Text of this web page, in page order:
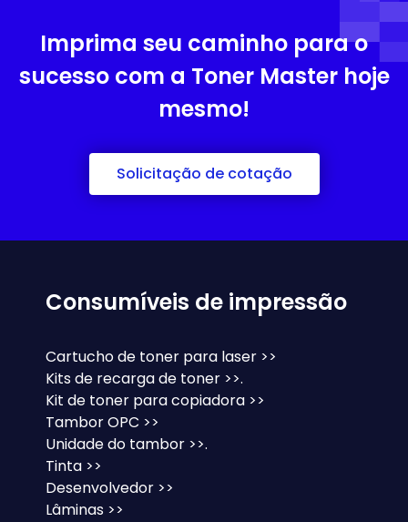
Imprima seu caminho para o
sucesso com a Toner Master hoje
mesmo!
Solicitação de cotação
Consumíveis de impressão
Cartucho de toner para laser >>
Kits de recarga de toner >>.
Kit de toner para copiadora >>
Tambor OPC >>
Unidade do tambor >>.
Tinta >>
Desenvolvedor >>
Lâminas >>